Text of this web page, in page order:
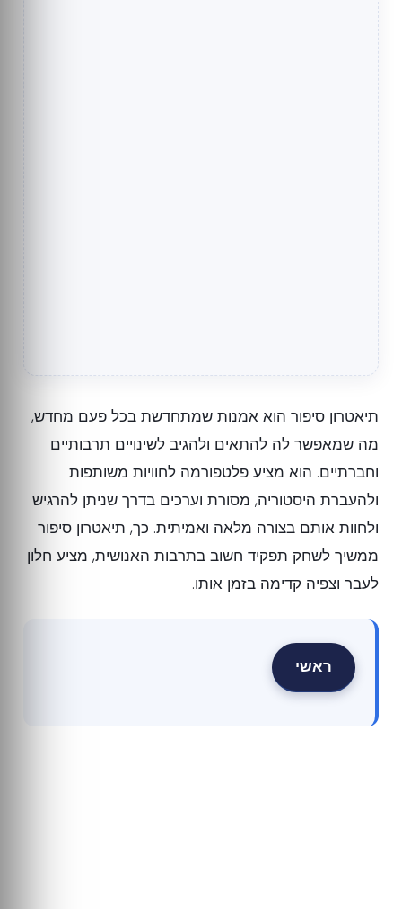
תיאטרון סיפור הוא אמנות שמתחדשת בכל פעם מחדש,
מה שמאפשר לה להתאים ולהגיב לשינויים תרבותיים
וחברתיים. הוא מציע פלטפורמה לחוויות משותפות
ולהעברת היסטוריה, מסורת וערכים בדרך שניתן להרגיש
ולחוות אותם בצורה מלאה ואמיתית. כך, תיאטרון סיפור
ממשיך לשחק תפקיד חשוב בתרבות האנושית, מציע חלון
לעבר וצפיה קדימה בזמן אותו.
ראשי